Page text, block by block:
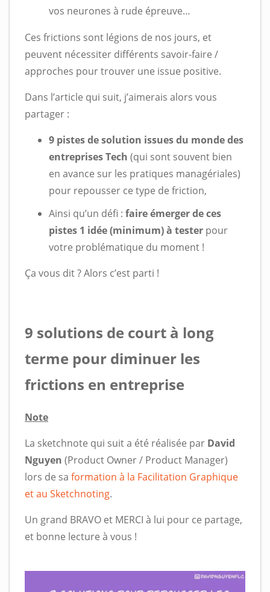
vos neurones à rude épreuve…
Ces frictions sont légions de nos jours, et
peuvent nécessiter différents savoir-faire /
approches pour trouver une issue positive.
Dans l’article qui suit, j’aimerais alors vous
partager :
9 pistes de solution issues du monde des
entreprises Tech (qui sont souvent bien
en avance sur les pratiques managériales)
pour repousser ce type de friction,
Ainsi qu’un défi : faire émerger de ces
pistes 1 idée (minimum) à tester pour
votre problématique du moment !
Ça vous dit ? Alors c’est parti !
9 solutions de court à long
terme pour diminuer les
frictions en entreprise
Note
La sketchnote qui suit a été réalisée par David
Nguyen (Product Owner / Product Manager)
lors de sa formation à la Facilitation Graphique
et au Sketchnoting.
Un grand BRAVO et MERCI à lui pour ce partage,
et bonne lecture à vous !